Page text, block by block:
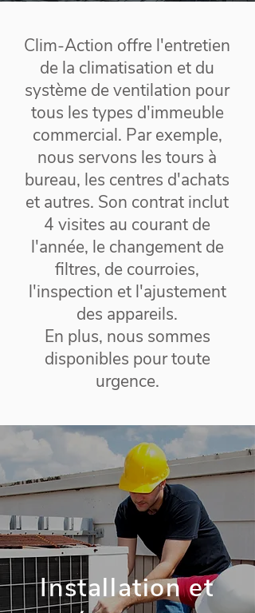
Clim-Action offre l'entretien
de la climatisation et du
système de ventilation pour
tous les types d'immeuble
commercial. Par exemple,
nous servons les tours à
bureau, les centres d'achats
et autres. Son contrat inclut
4 visites au courant de
l'année, le changement de
filtres, de courroies,
l'inspection et l'ajustement
des appareils.
En plus, nous sommes
disponibles pour toute
urgence.
Installation et